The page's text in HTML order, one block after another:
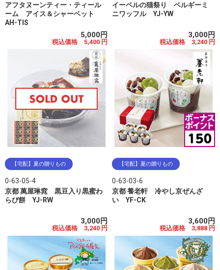
アフタヌーンティー・ティール
ーム アイス＆シャーベット
AH-TIS
5,000円
税込価格 5,400 円
イーペルの猫祭り ベルギーミ
ニワッフル YJ-YW
3,000円
税込価格 3,240 円
【宅配】夏の贈りもの
0-63-05-4
京都 萬屋琳窕 黒豆入り黒蜜わ
らび餅 YJ-RW
3,000円
税込価格 3,240 円
【宅配】夏の贈りもの
0-63-03-6
京都 養老軒 冷やし京ぜんざ
い YF-CK
3,600円
税込価格 3,888 円